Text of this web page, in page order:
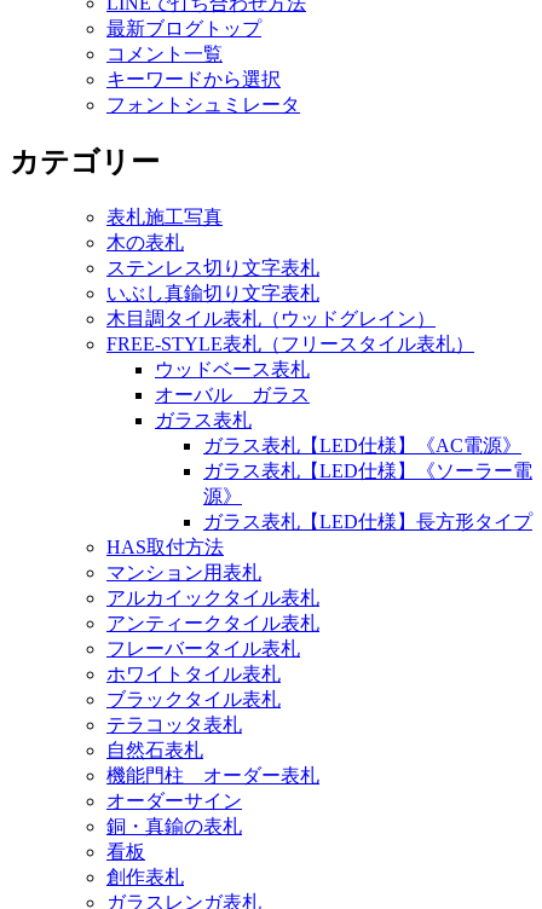
最新ブログトップ
コメント一覧
キーワードから選択
フォントシュミレータ
カテゴリー
表札施工写真
木の表札
ステンレス切り文字表札
いぶし真鍮切り文字表札
木目調タイル表札（ウッドグレイン）
FREE-STYLE表札（フリースタイル表札）
ウッドベース表札
オーバル ガラス
ガラス表札
ガラス表札【LED仕様】《AC電源》
ガラス表札【LED仕様】《ソーラー電
源》
ガラス表札【LED仕様】長方形タイプ
HAS取付方法
マンション用表札
アルカイックタイル表札
アンティークタイル表札
フレーバータイル表札
ホワイトタイル表札
ブラックタイル表札
テラコッタ表札
自然石表札
機能門柱 オーダー表札
オーダーサイン
銅・真鍮の表札
看板
創作表札
ガラスレンガ表札